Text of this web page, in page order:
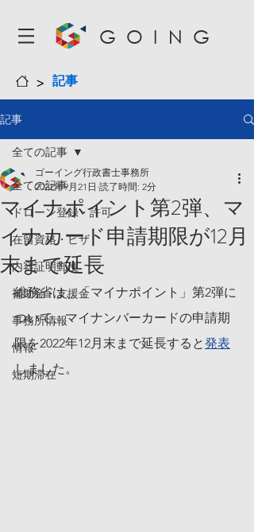
GOING
> 記事
記事
全ての記事
ドローン登録・許可
在留資格・ビザ
内容証明郵便
補助金・支援金
事務所情報
情報
短期滞在
全ての記事
マイナポイント第2弾、マ
イナカード申請期限が12月
末まで延長
ゴーイング行政書士事務所
2022年9月21日 読了時間: 2分
総務省は、「マイナポイント」第2弾に
ついて、マイナンバーカードの申請期
限を2022年12月末まで延長すると発表
しました。